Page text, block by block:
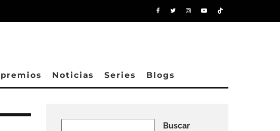
Noticias Series Blogs
Buscar